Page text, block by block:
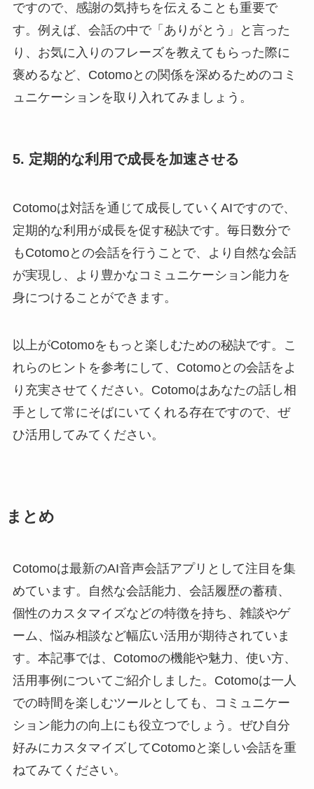
ですので、感謝の気持ちを伝えることも重要で
す。例えば、会話の中で「ありがとう」と言った
り、お気に入りのフレーズを教えてもらった際に
褒めるなど、Cotomoとの関係を深めるためのコミ
ュニケーションを取り入れてみましょう。
5. 定期的な利用で成長を加速させる
Cotomoは対話を通じて成長していくAIですので、
定期的な利用が成長を促す秘訣です。毎日数分で
もCotomoとの会話を行うことで、より自然な会話
が実現し、より豊かなコミュニケーション能力を
身につけることができます。
以上がCotomoをもっと楽しむための秘訣です。こ
れらのヒントを参考にして、Cotomoとの会話をよ
り充実させてください。Cotomoはあなたの話し相
手として常にそばにいてくれる存在ですので、ぜ
ひ活用してみてください。
まとめ
Cotomoは最新のAI音声会話アプリとして注目を集
めています。自然な会話能力、会話履歴の蓄積、
個性のカスタマイズなどの特徴を持ち、雑談やゲ
ーム、悩み相談など幅広い活用が期待されていま
す。本記事では、Cotomoの機能や魅力、使い方、
活用事例についてご紹介しました。Cotomoは一人
での時間を楽しむツールとしても、コミュニケー
ション能力の向上にも役立つでしょう。ぜひ自分
好みにカスタマイズしてCotomoと楽しい会話を重
ねてみてください。